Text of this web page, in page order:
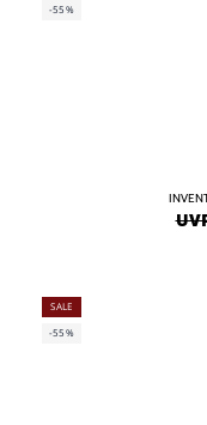
-55%
SALE
-55%